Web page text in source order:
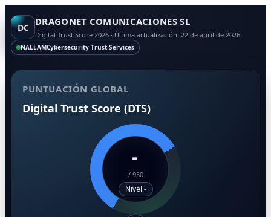
DC DRAGONET COMUNICACIONES SL
Digital Trust Score 2026 · Última actualización: 22 de abril de 2026
NALLAMCybersecurity Trust Services
PUNTUACIÓN GLOBAL
Digital Trust Score (DTS)
-
/ 950
Nivel -